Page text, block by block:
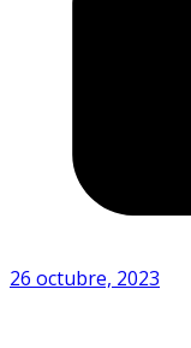
26 octubre, 2023